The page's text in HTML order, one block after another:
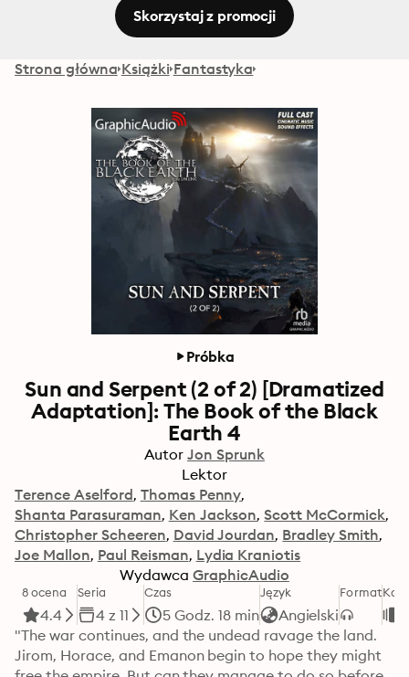
Skorzystaj z promocji
Strona główna Książki Fantastyka
Próbka
Sun and Serpent (2 of 2) [Dramatized
Adaptation]: The Book of the Black
Earth 4
Autor Jon Sprunk
Lektor
Terence Aselford Thomas Penny
Shanta Parasuraman Ken Jackson Scott McCormick
Christopher Scheeren David Jourdan Bradley Smith
Joe Mallon Paul Reisman Lydia Kraniotis
Wydawca GraphicAudio
8 ocena
4.4
Seria
4 z 11
Czas
5 Godz. 18 min
Język
Angielski
Format
"The war continues, and the undead ravage the land.
Jirom, Horace, and Emanon begin to hope they might